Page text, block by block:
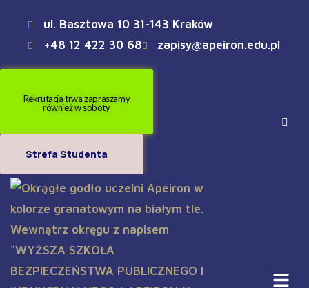
ul. Basztowa 10 31-143 Kraków
+48 12 422 30 68
zapisy@apeiron.edu.pl
Rekrutacja trwa zapraszamy
również w soboty
Strefa Studenta